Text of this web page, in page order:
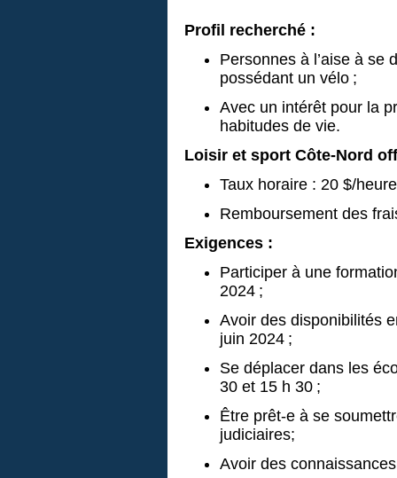
Profil recherché :
Personnes à l’aise à se
possédant un vélo ;
Avec un intérêt pour la
habitudes de vie.
Loisir et sport Côte-Nord
Taux horaire : 20 $/
Remboursement des
Exigences :
Participer à une
2024 ;
Avoir des disponibilités
juin 2024 ;
Se déplacer dans les
30 et 15 h 30 ;
Être prêt-e à se
judiciaires;
Avoir des